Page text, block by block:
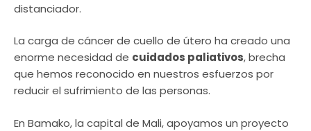
distanciador.
La carga de cáncer de cuello de útero ha creado una
enorme necesidad de cuidados paliativos, brecha
que hemos reconocido en nuestros esfuerzos por
reducir el sufrimiento de las personas.
En Bamako, la capital de Mali, apoyamos un proyecto